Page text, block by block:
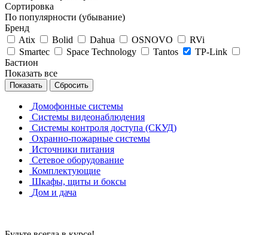
Сортировка
По популярности (убывание)
Бренд
Atix
Bolid Dahua OSNOVO
RVi
Smartec
Space Technology Tantos
TP-Link
Бастион
Показать все
Сбросить
Домофонные системы
Системы видеонаблюдения
Системы контроля доступа (СКУД)
Охранно-пожарные системы
Источники питания
Сетевое оборудование
Комплектующие
Шкафы, щиты и боксы
Дом и дача